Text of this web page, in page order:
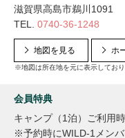
滋賀県高島市鵜川1091
TEL. 0740-36-1248
地図を見る
※地図は所在地を元に表示しており
ホ
会員特典
キャンプ（1泊）ご利用
※予約時にWILD-1メンバ